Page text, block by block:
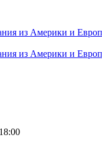
из Америки и
из Америки и